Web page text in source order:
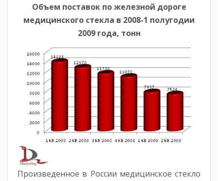
Объем поставок по железной дороге
медицинского стекла в 2008-1 полугодии
2009 года, тонн
Произведенное в России медицинское стекло